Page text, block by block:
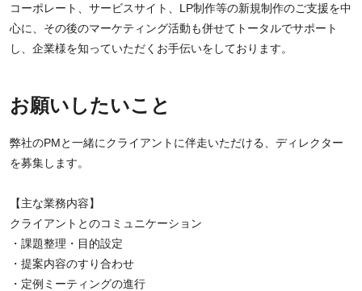
コーポレート、サービスサイト、LP制作等の新規制作のご支援を中
心に、その後のマーケティング活動も併せてトータルでサポート
し、企業様を知っていただくお手伝いをしております。
お願いしたいこと
弊社のPMと一緒にクライアントに伴走いただける、ディレクター
を募集します。
【主な業務内容】
クライアントとのコミュニケーション
・課題整理・目的設定
・提案内容のすり合わせ
・定例ミーティングの進行